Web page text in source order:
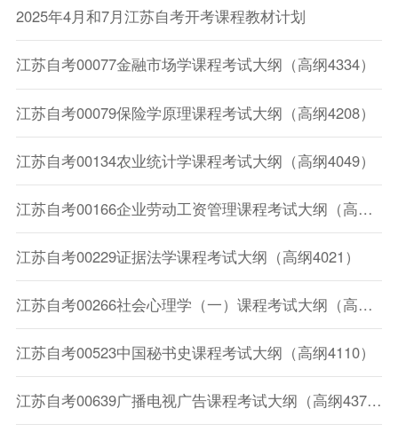
2025年4月和7月江苏自考开考课程教材计划
江苏自考00077金融市场学课程考试大纲（高纲4334）
江苏自考00079保险学原理课程考试大纲（高纲4208）
江苏自考00134农业统计学课程考试大纲（高纲4049）
江苏自考00166企业劳动工资管理课程考试大纲（高纲1888）
江苏自考00229证据法学课程考试大纲（高纲4021）
江苏自考00266社会心理学（一）课程考试大纲（高纲1237）
江苏自考00523中国秘书史课程考试大纲（高纲4110）
江苏自考00639广播电视广告课程考试大纲（高纲4372）